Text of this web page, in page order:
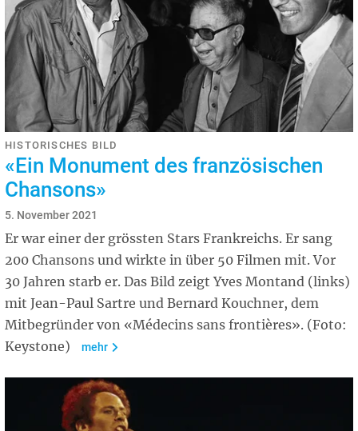
HISTORISCHES BILD
«Ein Monument des französischen
Chansons»
5. November 2021
Er war einer der grössten Stars Frankreichs. Er sang
200 Chansons und wirkte in über 50 Filmen mit. Vor
30 Jahren starb er. Das Bild zeigt Yves Montand (links)
mit Jean-Paul Sartre und Bernard Kouchner, dem
Mitbegründer von «Médecins sans frontières». (Foto:
Keystone)
mehr